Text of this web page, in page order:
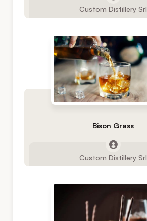
Custom Distillery Srl
Bison Grass
Custom Distillery Srl